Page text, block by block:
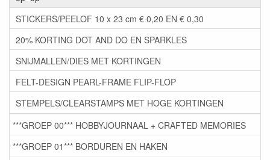
STICKERS/PEELOF 10 x 23 cm € 0,20 EN € 0,30
20% KORTING DOT AND DO EN SPARKLES
SNIJMALLEN/DIES MET KORTINGEN
FELT-DESIGN PEARL-FRAME FLIP-FLOP
STEMPELS/CLEARSTAMPS MET HOGE KORTINGEN
***GROEP 00*** HOBBYJOURNAAL + CRAFTED MEMORIES
***GROEP 01*** BORDUREN EN HAKEN